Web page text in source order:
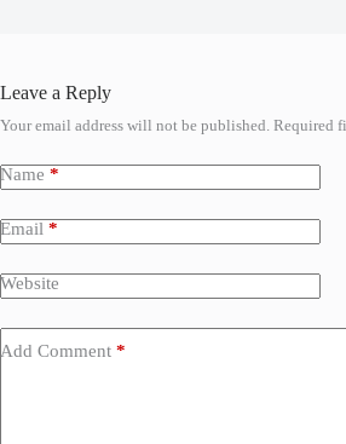
Leave a Reply
Your email address will not be published. Required
Name *
Email *
Website
Add Comment *